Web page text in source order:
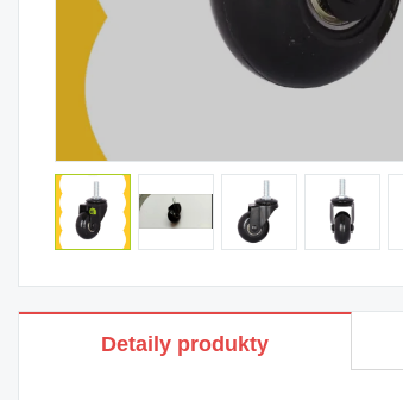
Detaily produkty